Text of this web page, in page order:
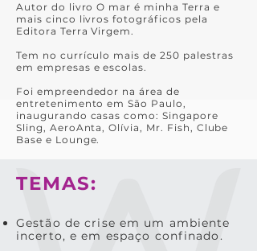
Autor do livro O mar é minha Terra e
mais cinco livros fotográficos pela
Editora Terra Virgem.
Tem no currículo mais de 250 palestras
em empresas e escolas.
Foi empreendedor na área de
entretenimento em São Paulo,
inaugurando casas como: Singapore
Sling, AeroAnta, Olívia, Mr. Fish, Clube
Base e Lounge.
TEMAS:
Gestão de crise em um ambiente
incerto, e em espaço confinado.